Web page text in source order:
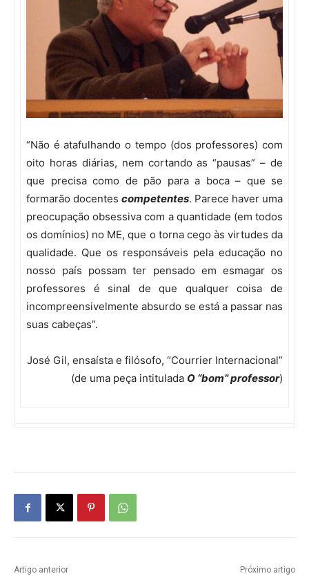
“Não é atafulhando o tempo (dos professores) com
oito horas diárias, nem cortando as “pausas” – de
que precisa como de pão para a boca – que se
formarão docentes competentes. Parece haver uma
preocupação obsessiva com a quantidade (em todos
os domínios) no ME, que o torna cego às virtudes da
qualidade. Que os responsáveis pela educação no
nosso país possam ter pensado em esmagar os
professores é sinal de que qualquer coisa de
incompreensivelmente absurdo se está a passar nas
suas cabeças”.
José Gil, ensaísta e filósofo, “Courrier Internacional”
(de uma peça intitulada O “bom” professor)
Artigo anterior Próximo artigo